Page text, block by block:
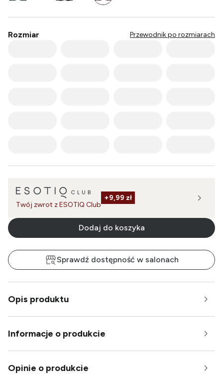
Rozmiar Przewodnik po rozmiarach
Twój zwrot z ESOTIQ Club
+9,99 zł
Dodaj do koszyka
Sprawdź dostępność w salonach
Opis produktu
Informacje o produkcie
Opinie o produkcie